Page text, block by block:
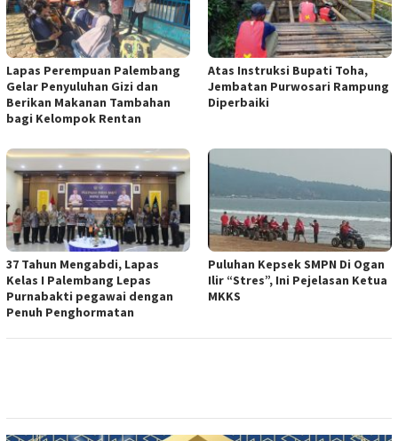
Lapas Perempuan Palembang
Gelar Penyuluhan Gizi dan
Berikan Makanan Tambahan
bagi Kelompok Rentan
Atas Instruksi Bupati Toha,
Jembatan Purwosari Rampung
Diperbaiki
37 Tahun Mengabdi, Lapas
Kelas I Palembang Lepas
Purnabakti pegawai dengan
Penuh Penghormatan
Puluhan Kepsek SMPN Di Ogan
Ilir “Stres”, Ini Pejelasan Ketua
MKKS